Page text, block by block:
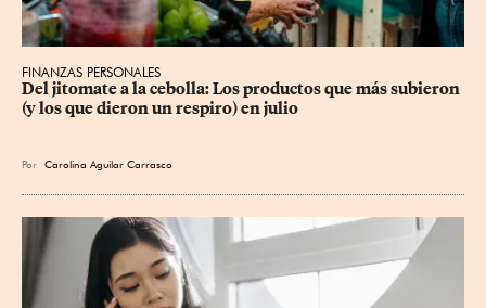
FINANZAS PERSONALES
Del jitomate a la cebolla: Los productos que más subieron
(y los que dieron un respiro) en julio
Por Carolina Aguilar Carrasco